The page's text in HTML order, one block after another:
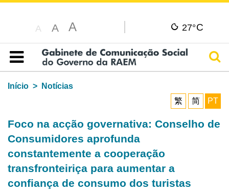
A A A 27°C
Índice
Início
Notícias
繁
简 PT
Foco na acção governativa: Conselho de
Consumidores aprofunda
constantemente a cooperação
transfronteiriça para aumentar a
confiança de consumo dos turistas